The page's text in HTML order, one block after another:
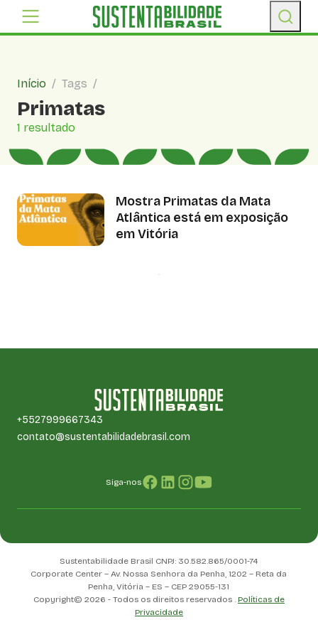
Início / Tags /
Primatas
1 resultado
Mostra Primatas da Mata
Atlântica está em exposição
em Vitória
+5527999667343
contato@sustentabilidadebrasil.com
Siga-nos
Sustentabilidade Brasil CNPJ: 30.582.865/0001-74
Corporate Center – Av. Nossa Senhora da Penha, 1202 – Reta da
Penha, Vitória – ES – CEP 29055-131
Copyright© 2026 - Todos os direitos reservados . Políticas de
Privacidade